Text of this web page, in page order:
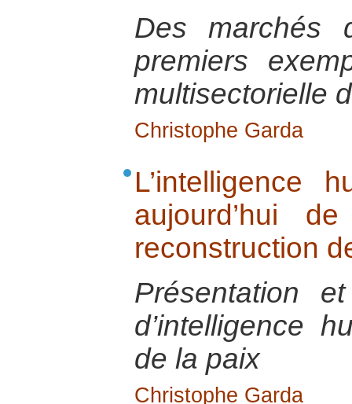
Des marchés
premiers
multisectorielle
Christophe Garda
L’intelligence
aujourd’hui
reconstruction
Présentation
d’intelligence
de la paix
Christophe Garda